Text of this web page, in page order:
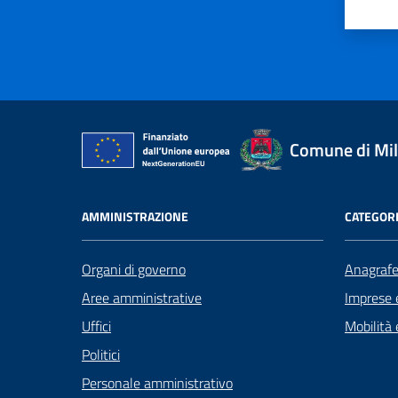
Comune di
AMMINISTRAZIONE
Organi di governo
Aree amministrative
Uffici
Politici
Personale amministrativo
Imprese
Mobilità